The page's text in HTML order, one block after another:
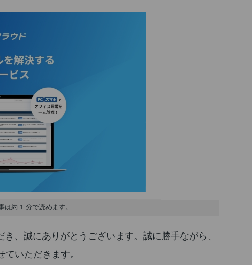
は約 1 分で読めます。
き、誠にありがとうございます。誠に勝手ながら、
いただきます。